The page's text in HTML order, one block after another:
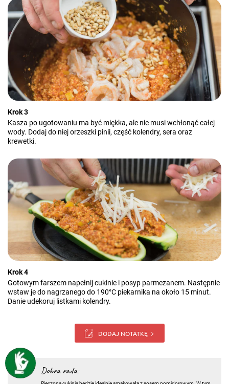
Krok 3
Kasza po ugotowaniu ma być miękka, ale nie musi wchłonąć całej
wody. Dodaj do niej orzeszki pinii, część kolendry, sera oraz
krewetki.
Krok 4
Gotowym farszem napełnij cukinie i posyp parmezanem. Następnie
wstaw je do nagrzanego do 190°C piekarnika na około 15 minut.
Danie udekoruj listkami kolendry.
DODAJ NOTATKĘ
Dobra rada: